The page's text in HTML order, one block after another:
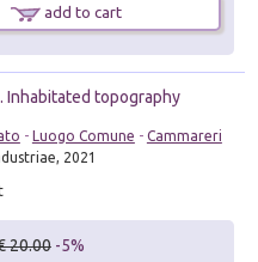
add to cart
Inhabitated topography
- Luogo Comune - Cammareri
2021
20.00 -5%